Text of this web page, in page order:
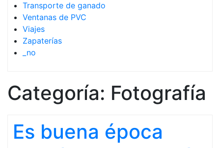
Transporte de ganado
Ventanas de PVC
Viajes
Zapaterías
_no
Categoría: Fotografía
Es buena época